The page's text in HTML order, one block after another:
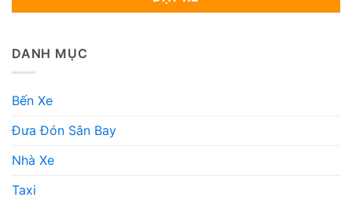
DANH MỤC
Bến Xe
Đưa Đón Sân Bay
Nhà Xe
Taxi